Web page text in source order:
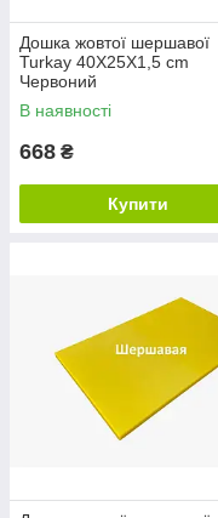
Дошка жовтої шершавої
Turkay 40X25X1,5 cm
Червоний
В наявності
668 ₴
Купити